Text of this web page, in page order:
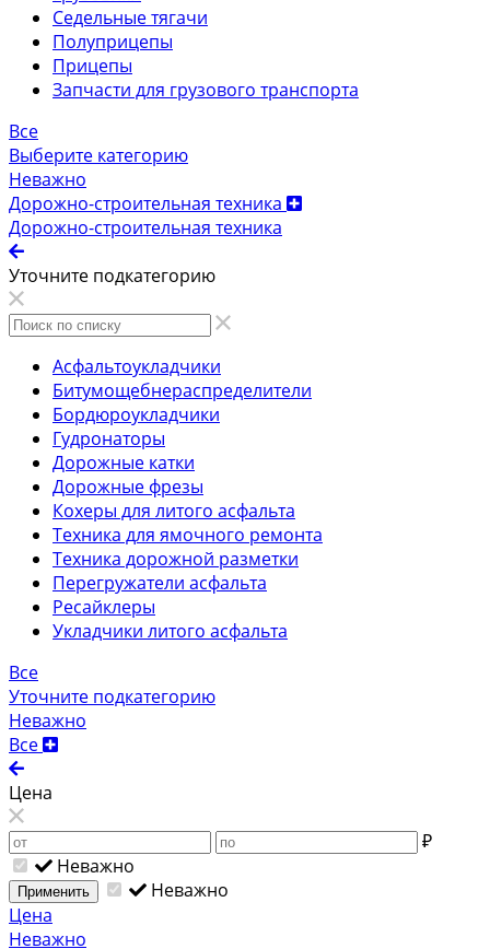
Седельные тягачи
Полуприцепы
Прицепы
Запчасти для грузового транспорта
Все
Выберите категорию
Неважно
Дорожно-строительная техника
Дорожно-строительная техника
Уточните подкатегорию
Асфальтоукладчики
Битумощебнераспределители
Бордюроукладчики
Гудронаторы
Дорожные катки
Дорожные фрезы
Кохеры для литого асфальта
Техника для ямочного ремонта
Техника дорожной разметки
Перегружатели асфальта
Ресайклеры
Укладчики литого асфальта
Все
Уточните подкатегорию
Неважно
Все
Цена
₽
Неважно
Применить
Неважно
Цена
Неважно